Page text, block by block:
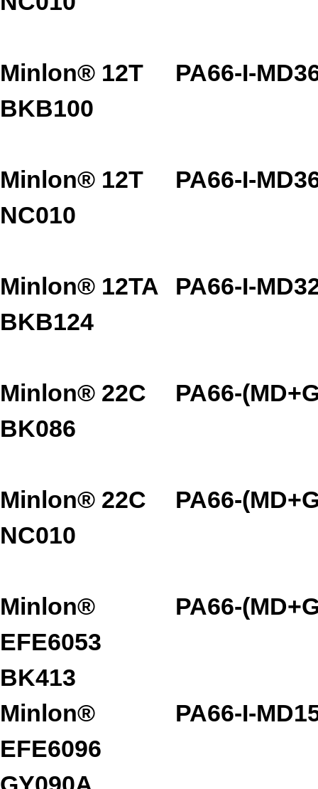
Minlon® 12T
BKB100
PA66-I-
Minlon® 12T
NC010
PA66-I-
Minlon® 12TA
BKB124
PA66-I-
Minlon® 22C
BK086
PA66-
Minlon® 22C
NC010
PA66-
Minlon®
EFE6053
BK413
PA66-
Minlon®
EFE6096
PA66-I-